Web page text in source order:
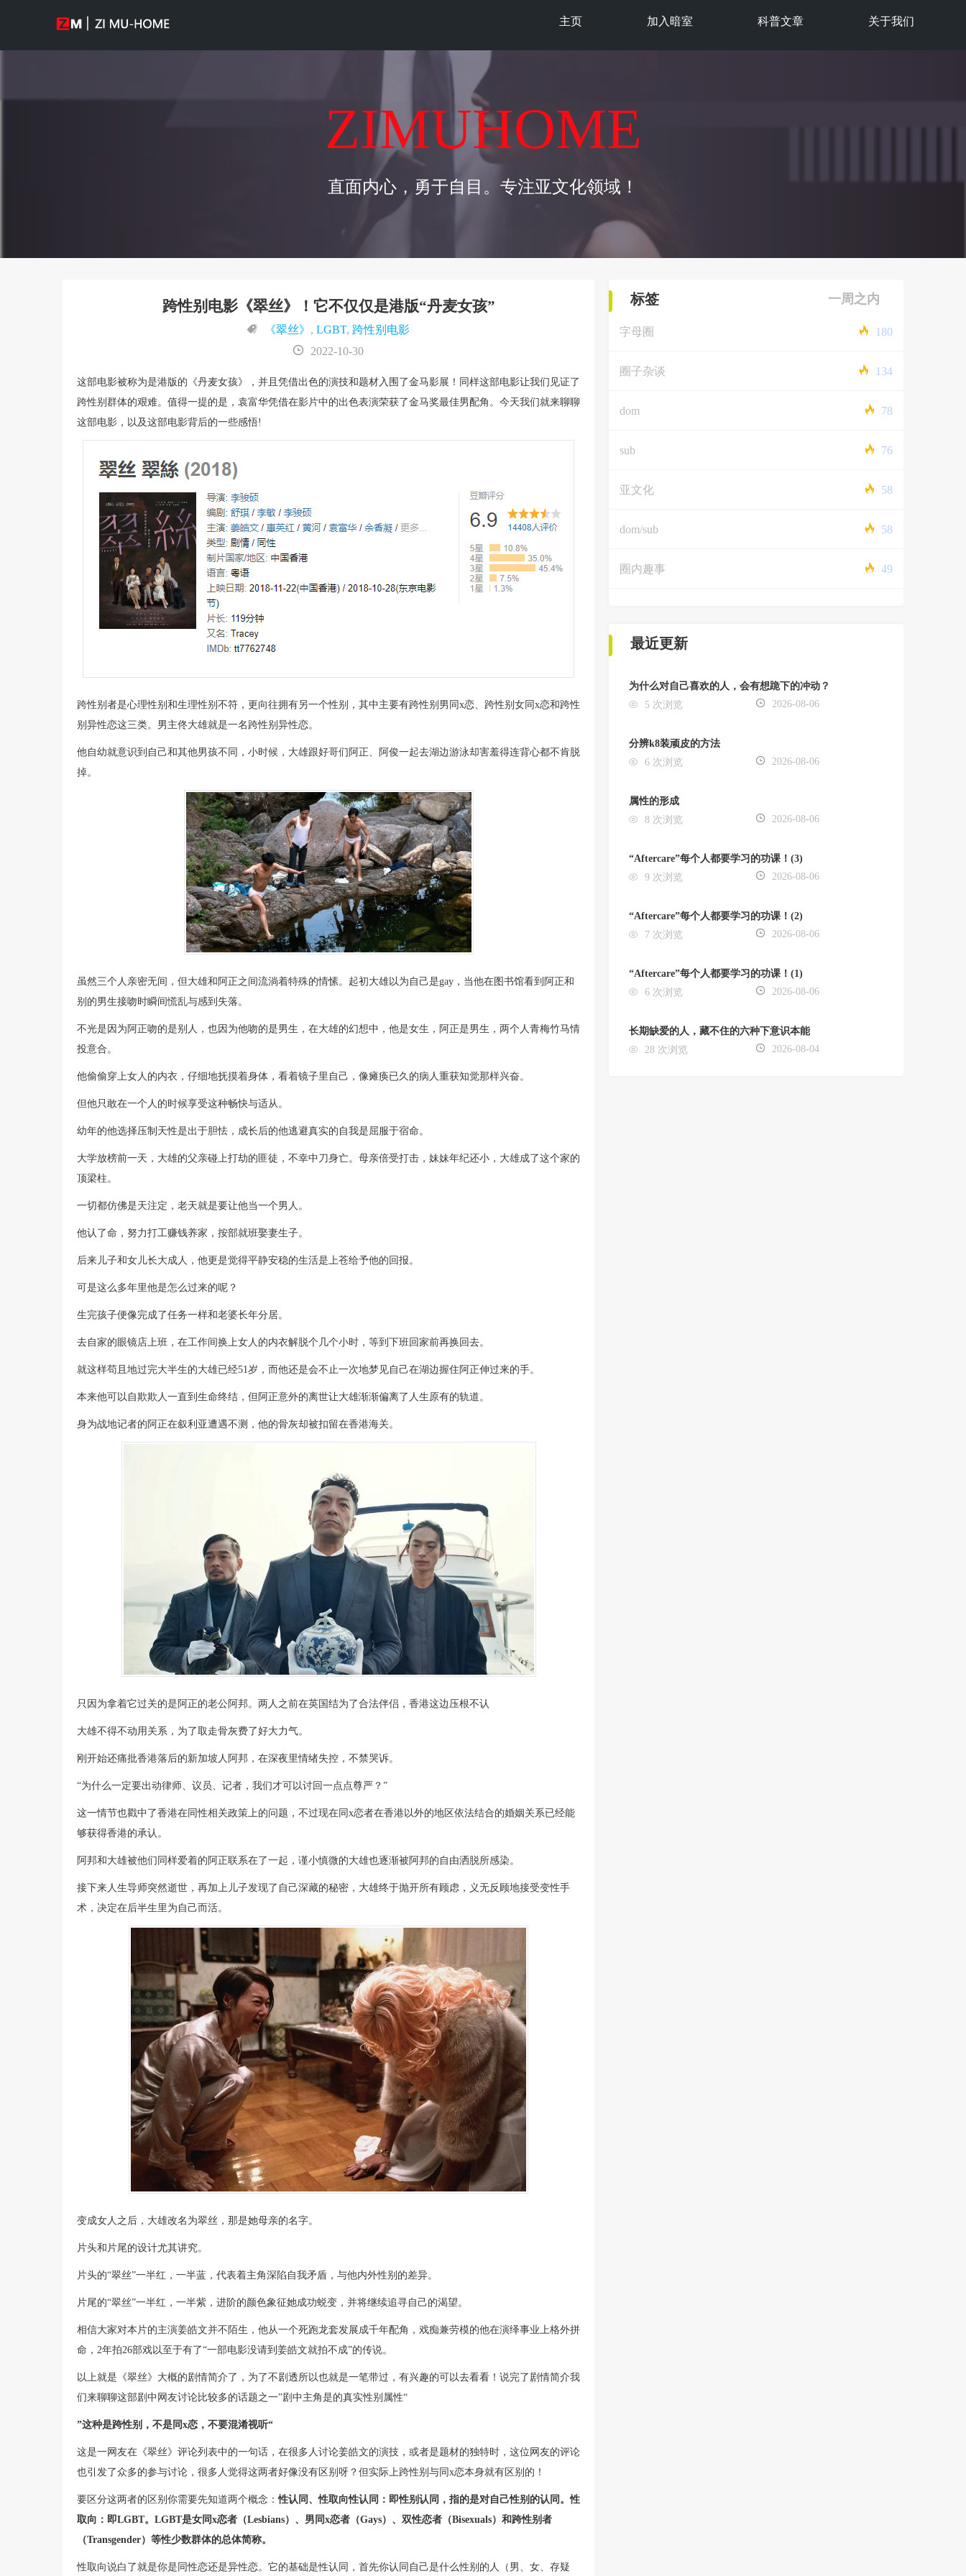
主页 加入暗室 科普文章 关于我们
ZIMUHOME
直面内心，勇于自目。专注亚文化领域！
跨性别电影《翠丝》！它不仅仅是港版“丹麦女孩”
《翠丝》 , LGBT, 跨性别电影
2022-10-30
​这部电影被称为是港版的《丹麦女孩》，并且凭借出色的演技和题材入围了金马影展！同样这部电影让我们见证了
跨性别群体的艰难。值得一提的是，袁富华凭借在影片中的出色表演荣获了金马奖最佳男配角。今天我们就来聊聊
这部电影，以及这部电影背后的一些感悟!
跨性别者是心理性别和生理性别不符，更向往拥有另一个性别，其中主要有跨性别男同x恋、跨性别女同x恋和跨性
别异性恋这三类。男主佟大雄就是一名跨性别异性恋。
他自幼就意识到自己和其他男孩不同，小时候，大雄跟好哥们阿正、阿俊一起去湖边游泳却害羞得连背心都不肯脱
掉。
虽然三个人亲密无间，但大雄和阿正之间流淌着特殊的情愫。起初大雄以为自己是gay，当他在图书馆看到阿正和
别的男生接吻时瞬间慌乱与感到失落。
不光是因为阿正吻的是别人，也因为他吻的是男生，在大雄的幻想中，他是女生，阿正是男生，两个人青梅竹马情
投意合。
他偷偷穿上女人的内衣，仔细地抚摸着身体，看着镜子里自己，像瘫痪已久的病人重获知觉那样兴奋。
但他只敢在一个人的时候享受这种畅快与适从。
幼年的他选择压制天性是出于胆怯，成长后的他逃避真实的自我是屈服于宿命。
大学放榜前一天，大雄的父亲碰上打劫的匪徒，不幸中刀身亡。母亲倍受打击，妹妹年纪还小，大雄成了这个家的
顶梁柱。
一切都仿佛是天注定，老天就是要让他当一个男人。
他认了命，努力打工赚钱养家，按部就班娶妻生子。
后来儿子和女儿长大成人，他更是觉得平静安稳的生活是上苍给予他的回报。
可是这么多年里他是怎么过来的呢？
生完孩子便像完成了任务一样和老婆长年分居。
去自家的眼镜店上班，在工作间换上女人的内衣解脱个几个小时，等到下班回家前再换回去。
就这样苟且地过完大半生的大雄已经51岁，而他还是会不止一次地梦见自己在湖边握住阿正伸过来的手。
本来他可以自欺欺人一直到生命终结，但阿正意外的离世让大雄渐渐偏离了人生原有的轨道。
身为战地记者的阿正在叙利亚遭遇不测，他的骨灰却被扣留在香港海关。
只因为拿着它过关的是阿正的老公阿邦。两人之前在英国结为了合法伴侣，香港这边压根不认
大雄不得不动用关系，为了取走骨灰费了好大力气。
刚开始还痛批香港落后的新加坡人阿邦，在深夜里情绪失控，不禁哭诉。
“为什么一定要出动律师、议员、记者，我们才可以讨回一点点尊严？”
这一情节也戳中了香港在同性相关政策上的问题，不过现在同x恋者在香港以外的地区依法结合的婚姻关系已经能
够获得香港的承认。
阿邦和大雄被他们同样爱着的阿正联系在了一起，谨小慎微的大雄也逐渐被阿邦的自由洒脱所感染。
接下来人生导师突然逝世，再加上儿子发现了自己深藏的秘密，大雄终于抛开所有顾虑，义无反顾地接受变性手
术，决定在后半生里为自己而活。
变成女人之后，大雄改名为翠丝，那是她母亲的名字。
片头和片尾的设计尤其讲究。
片头的“翠丝”一半红，一半蓝，代表着主角深陷自我矛盾，与他内外性别的差异。
片尾的“翠丝”一半红，一半紫，进阶的颜色象征她成功蜕变，并将继续追寻自己的渴望。
相信大家对本片的主演姜皓文并不陌生，他从一个死跑龙套发展成千年配角，戏痴兼劳模的他在演绎事业上格外拼
命，2年拍26部戏以至于有了“一部电影没请到姜皓文就拍不成”的传说。
以上就是《翠丝》大概的剧情简介了，为了不剧透所以也就是一笔带过，有兴趣的可以去看看！说完了剧情简介我
们来聊聊这部剧中网友讨论比较多的话题之一”剧中主角是的真实性别属性“
”这种是跨性别，不是同x恋，不要混淆视听“
这是一网友在《翠丝》评论列表中的一句话，在很多人讨论姜皓文的演技，或者是题材的独特时，这位网友的评论
也引发了众多的参与讨论，很多人觉得这两者好像没有区别呀？但实际上跨性别与同x恋本身就有区别的！
要区分这两者的区别你需要先知道两个概念：性认同、性取向性认同：即性别认同，指的是对自己性别的认同。性
取向：即LGBT。LGBT是女同x恋者（Lesbians）、男同x恋者（Gays）、双性恋者（Bisexuals）和跨性别者
（Transgender）等性少数群体的总体简称。
性取向说白了就是你是同性恋还是异性恋。它的基础是性认同，首先你认同自己是什么性别的人（男、女、存疑
标签 一周之内
字母圈 180
圈子杂谈 134
dom 78
sub 76
亚文化 58
dom/sub 58
圈内趣事 49
最近更新
为什么对自己喜欢的人，会有想跪下的冲动？
5 次浏览
2026-08-06
分辨k8装顽皮的方法
6 次浏览
2026-08-06
属性的形成
8 次浏览
2026-08-06
“Aftercare”每个人都要学习的功课！(3)
9 次浏览
2026-08-06
“Aftercare”每个人都要学习的功课！(2)
7 次浏览
2026-08-06
“Aftercare”每个人都要学习的功课！(1)
6 次浏览
2026-08-06
长期缺爱的人，藏不住的六种下意识本能
28 次浏览
2026-08-04